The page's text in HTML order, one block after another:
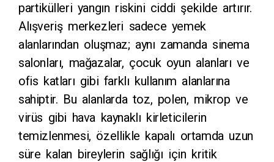
partikülleri yangın riskini ciddi şekilde artırır.
Alışveriş merkezleri sadece yemek
alanlarından oluşmaz; aynı zamanda sinema
salonları, mağazalar, çocuk oyun alanları ve
ofis katları gibi farklı kullanım alanlarına
sahiptir. Bu alanlarda toz, polen, mikrop ve
virüs gibi hava kaynaklı kirleticilerin
temizlenmesi, özellikle kapalı ortamda uzun
süre kalan bireylerin sağlığı için kritik